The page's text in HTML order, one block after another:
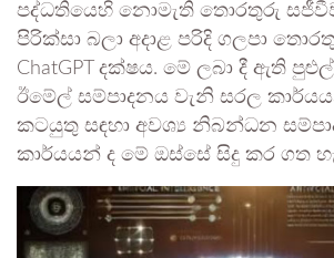
පද්ධතියෙහි නොමැති තොරතුරු
පිරික්සා බලා අදාළ පරිදි ගලපා
ChatGPT දක්ෂය. මේ ලබා දී ඇති
ඊමේල් සම්පාදනය වැනි සරල
කටයුතු සඳහා අවශ්‍ය නිබන්ධන
කාර්යයන් ද මේ ඔස්සේ සිදු කර ගත